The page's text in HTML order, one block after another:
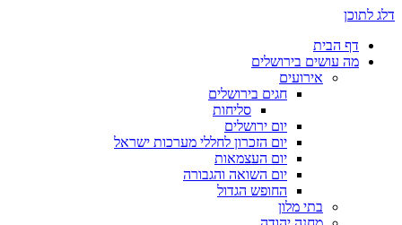
דלג לתוכן
דף הבית
מה עושים בירושלים
אירועים
חגים בירושלים
סליחות
יום ירושלים
יום הזכרון לחללי מערכות ישראל
יום העצמאות
יום השואה והגבורה
החופש הגדול
בתי מלון